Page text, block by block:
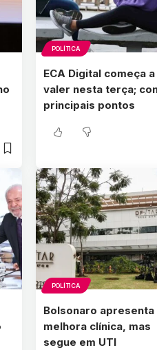
POLÍTICA
ECA Digital começa a
valer nesta terça;
principais pontos
POLÍTICA
Bolsonaro apresenta
melhora clínica, mas
segue em UTI